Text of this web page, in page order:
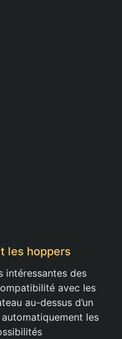
les hoppers
intéressantes des
avec les
au-dessus d’un
les